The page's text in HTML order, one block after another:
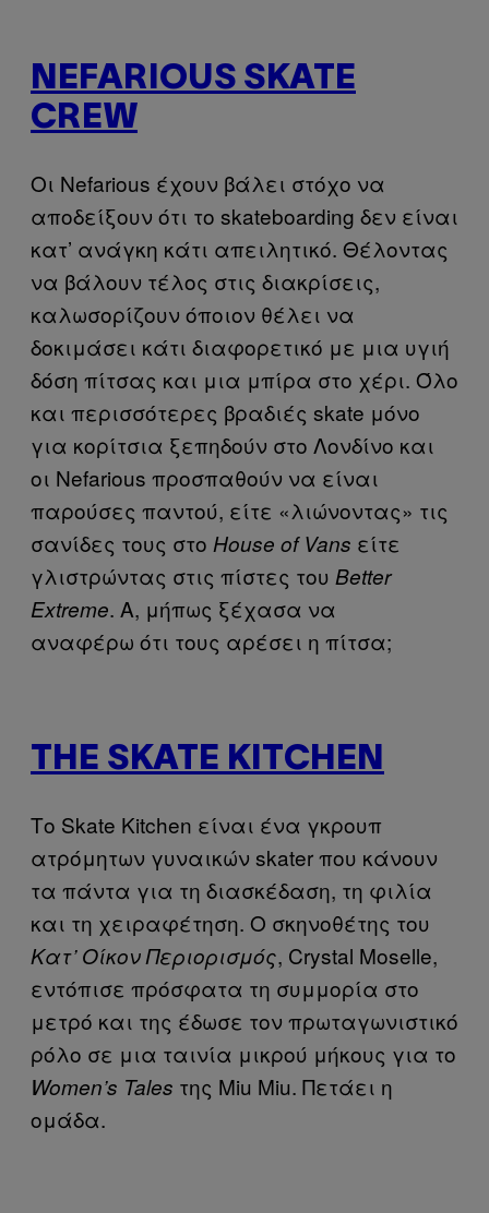
NEFARIOUS SKATE
CREW
Οι Nefarious έχουν βάλει στόχο να
αποδείξουν ότι το skateboarding δεν είναι
κατ’ ανάγκη κάτι απειλητικό. Θέλοντας
να βάλουν τέλος στις διακρίσεις,
καλωσορίζουν όποιον θέλει να
δοκιμάσει κάτι διαφορετικό με μια υγιή
δόση πίτσας και μια μπίρα στο χέρι. Όλο
και περισσότερες βραδιές skate μόνο
για κορίτσια ξεπηδούν στο Λονδίνο και
οι Nefarious προσπαθούν να είναι
παρούσες παντού, είτε «λιώνοντας» τις
σανίδες τους στο House of Vans είτε
γλιστρώντας στις πίστες του Better
Extreme. Α, μήπως ξέχασα να
αναφέρω ότι τους αρέσει η πίτσα;
THE SKATE KITCHEN
Το Skate Kitchen είναι ένα γκρουπ
ατρόμητων γυναικών skater που κάνουν
τα πάντα για τη διασκέδαση, τη φιλία
και τη χειραφέτηση. Ο σκηνοθέτης του
Κατ’ Οίκον Περιορισμός, Crystal Moselle,
εντόπισε πρόσφατα τη συμμορία στο
μετρό και της έδωσε τον πρωταγωνιστικό
ρόλο σε μια ταινία μικρού μήκους για το
Women’s Tales της Miu Miu. Πετάει η
ομάδα.